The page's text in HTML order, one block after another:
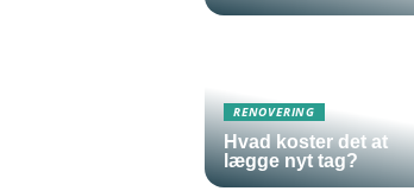
RENOVERING
Hvad koster det at
lægge nyt tag?